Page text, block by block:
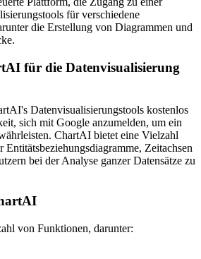
für verschiedene
die Erstellung von Diagrammen und
für die Datenvisualisierung
Datenvisualisierungstools kostenlos
sich mit Google anzumelden, um ein
ChartAI bietet eine Vielzahl
Zeitachsen
bei der Analyse ganzer Datensätze zu
von Funktionen, darunter: